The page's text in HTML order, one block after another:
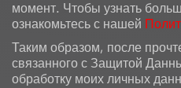
момент. Чтобы узнать
ознакомьтесь с нашей
Таким образом, после
связанного с Защитой
обработку моих личных